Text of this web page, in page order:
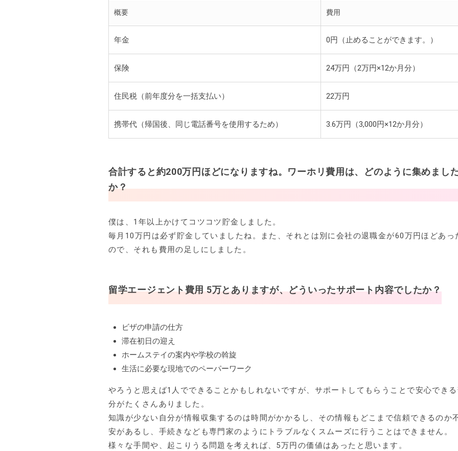
概要 費用
年金 0円（止めることができます。）
保険 24万円（2万円×12か月分）
住民税（前年度分を一括支払い） 22万円
携帯代（帰国後、同じ電話番号を使用するため） 3.6万円（3,000円×12か月分）
合計すると約200万円ほどになりますね。ワーホリ費用は、どのように集めまし
か？
僕は、1年以上かけてコツコツ貯金しました。
毎月10万円は必ず貯金していましたね。また、それとは別に会社の退職金が60万円ほどあっ
ので、それも費用の足しにしました。
留学エージェント費用 5万とありますが、どういったサポート内容でしたか？
ビザの申請の仕方
滞在初日の迎え
ホームステイの案内や学校の斡旋
生活に必要な現地でのペーパーワーク
やろうと思えば1人でできることかもしれないですが、サポートしてもらうことで安心でき
分がたくさんありました。
知識が少ない自分が情報収集するのは時間がかかるし、その情報もどこまで信頼できるのか
安があるし、手続きなども専門家のようにトラブルなくスムーズに行うことはできません。
様々な手間や、起こりうる問題を考えれば、5万円の価値はあったと思います。